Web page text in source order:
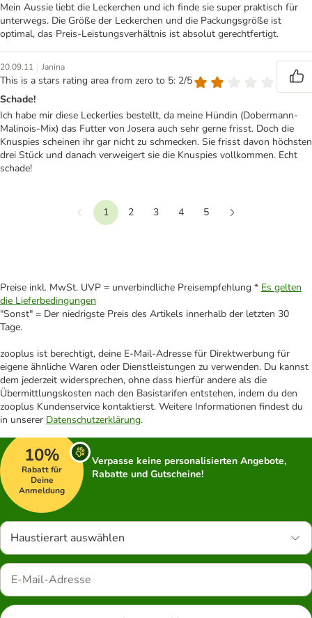
Mein Aussie liebt die Leckerchen und ich finde sie super praktisch für
unterwegs. Die Größe der Leckerchen und die Packungsgröße ist
optimal, das Preis-Leistungsverhältnis ist absolut gerechtfertigt.
20.09.11 | Janina
This is a stars rating area from zero to 5: 2/5
Schade!
Ich habe mir diese Leckerlies bestellt, da meine Hündin (Dobermann-
Malinois-Mix) das Futter von Josera auch sehr gerne frisst. Doch die
Knuspies scheinen ihr gar nicht zu schmecken. Sie frisst davon höchsten
drei Stück und danach verweigert sie die Knuspies vollkommen. Echt
schade!
Vorherige
1 2 3 4
5
Preise inkl. MwSt. UVP = unverbindliche Preisempfehlung * Es gelten
die Lieferbedingungen
"Sonst" = Der niedrigste Preis des Artikels innerhalb der letzten 30
Tage.
zooplus ist berechtigt, deine E-Mail-Adresse für Direktwerbung für
eigene ähnliche Waren oder Dienstleistungen zu verwenden. Du kannst
dem jederzeit widersprechen, ohne dass hierfür andere als die
Übermittlungskosten nach den Basistarifen entstehen, indem du den
zooplus Kundenservice kontaktierst. Weitere Informationen findest du
in unserer Datenschutzerklärung.
10%
Rabatt für
Deine
Anmeldung
Verpasse keine personalisierten Angebote,
Rabatte und Gutscheine!
Haustierart auswählen